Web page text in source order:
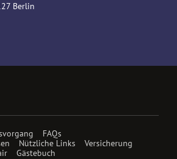
Berlin
FAQs
Nützliche Links
Versicherung
Gästebuch